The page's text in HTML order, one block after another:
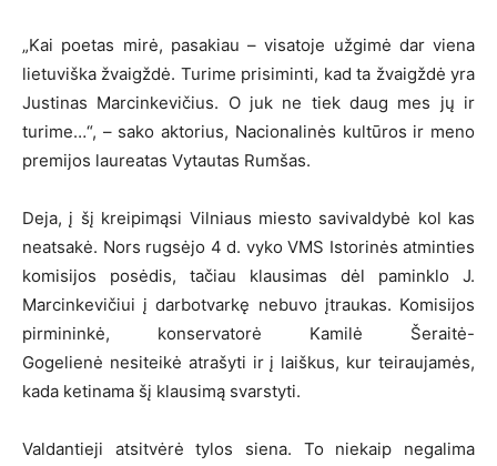
„Kai poetas mirė, pasakiau – visatoje užgimė dar viena
lietuviška žvaigždė. Turime prisiminti, kad ta žvaigždė yra
Justinas Marcinkevičius. O juk ne tiek daug mes jų ir
turime…“, – sako aktorius, Nacionalinės kultūros ir meno
premijos laureatas Vytautas Rumšas.
Deja, į šį kreipimąsi Vilniaus miesto savivaldybė kol kas
neatsakė. Nors rugsėjo 4 d. vyko VMS Istorinės atminties
komisijos posėdis, tačiau klausimas dėl paminklo J.
Marcinkevičiui į darbotvarkę nebuvo įtraukas. Komisijos
pirmininkė, konservatorė Kamilė Šeraitė-
Gogelienė nesiteikė atrašyti ir į laiškus, kur teiraujamės,
kada ketinama šį klausimą svarstyti.
Valdantieji atsitvėrė tylos siena. To niekaip negalima